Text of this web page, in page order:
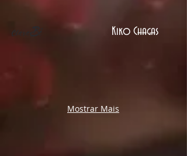
Mostrar Mais
Kiko Chagas